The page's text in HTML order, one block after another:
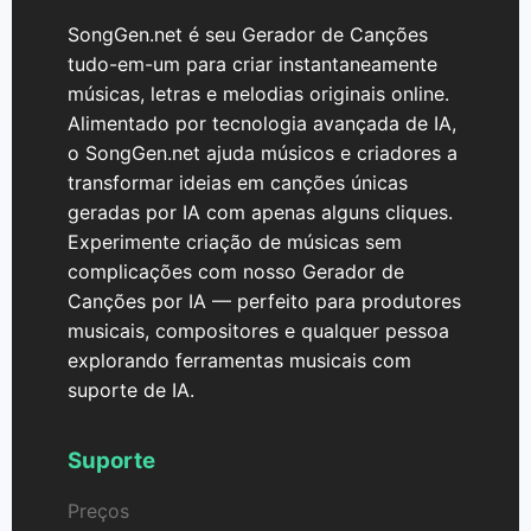
SongGen.net é seu Gerador de Canções
tudo-em-um para criar instantaneamente
músicas, letras e melodias originais online.
Alimentado por tecnologia avançada de IA,
o SongGen.net ajuda músicos e criadores a
transformar ideias em canções únicas
geradas por IA com apenas alguns cliques.
Experimente criação de músicas sem
complicações com nosso Gerador de
Canções por IA — perfeito para produtores
musicais, compositores e qualquer pessoa
explorando ferramentas musicais com
suporte de IA.
Suporte
Preços